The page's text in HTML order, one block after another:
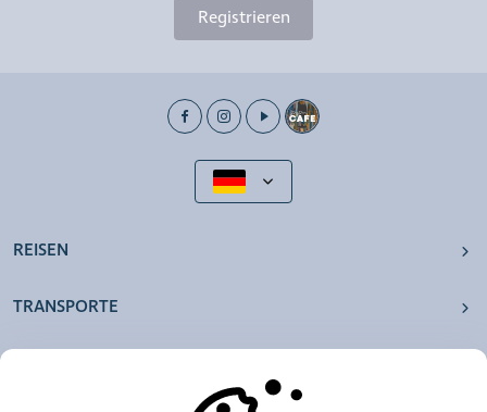
Registrieren
REISEN
TRANSPORTE